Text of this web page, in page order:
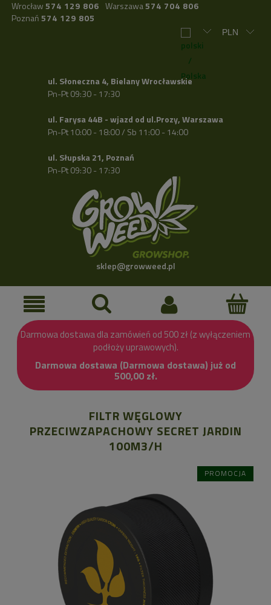
Wrocław 574 129 806 Warszawa574 704 806
Poznań 574 129 805
ul. Słoneczna 4, Bielany Wrocławskie
Pn-Pt 09:30 - 17:30
ul. Farysa 44B - wjazd od ul.Prozy, Warszawa
Pn-Pt 10:00 - 18:00 / Sb 11:00 - 14:00
ul. Słupska 21, Poznań
Pn-Pt 09:30 - 17:30
sklep@growweed.pl
Darmowa dostawa dla zamówień od 500 zł (z wyłączeniem
podłoży uprawowych).
Darmowa dostawa (Darmowa dostawa) już od
500,00 zł.
FILTR WĘGLOWY
PRZECIWZAPACHOWY SECRET JARDIN
100M3/H
PROMOCJA